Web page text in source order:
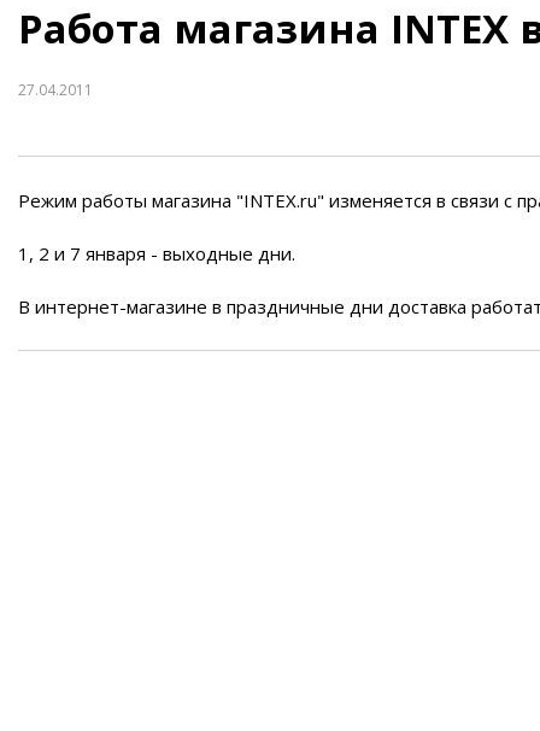
Оборудование для
бассейнов
Воздушные насосы
Работа магазина INTEX
27.04.2011
Режим работы магазина "INTEX.ru" изменяется в связи с
1, 2 и 7 января - выходные дни.
В интернет-магазине в праздничные дни доставка